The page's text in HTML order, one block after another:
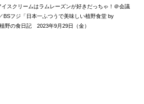
味しい植野食堂 by dancyu」 毎週水曜・木曜・金曜
イスクリームはラムレーズンが好きだっちゃ！＠会議
BSフジ「日本一ふつうで美味しい植野食堂 by
野の食日記 2023年9月29日（金）